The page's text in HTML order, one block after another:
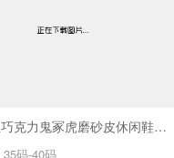
新款巧克力鬼冢虎磨砂皮休闲鞋SA9208
35码-40码